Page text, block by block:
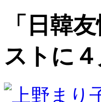
「日韓
ストに